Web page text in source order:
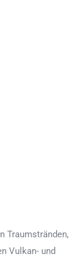
Traumstränden,
Vulkan- und